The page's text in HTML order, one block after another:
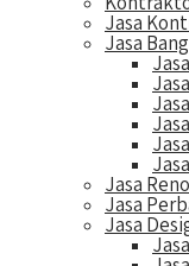
Jasa
Jasa
Jasa
Jasa
Jasa